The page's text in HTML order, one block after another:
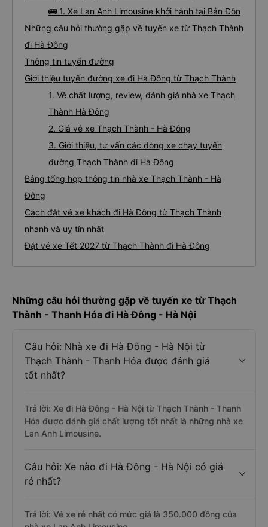
🚌 1. Xe Lan Anh Limousine khởi hành tại Bản Đôn
Những câu hỏi thường gặp về tuyến xe từ Thạch Thành
đi Hà Đông
Thông tin tuyến đường
Giới thiệu tuyến đường xe đi Hà Đông từ Thạch Thành
1. Về chất lượng, review, đánh giá nhà xe Thạch
Thành Hà Đông
2. Giá vé xe Thạch Thành - Hà Đông
3. Giới thiệu, tư vấn các dòng xe chạy tuyến
đường Thạch Thành đi Hà Đông
Bảng tổng hợp thông tin nhà xe Thạch Thành - Hà
Đông
Cách đặt vé xe khách đi Hà Đông từ Thạch Thành
nhanh và uy tín nhất
Đặt vé xe Tết 2027 từ Thạch Thành đi Hà Đông
Những câu hỏi thường gặp về tuyến xe từ Thạch
Thành - Thanh Hóa đi Hà Đông - Hà Nội
Câu hỏi: Nhà xe đi Hà Đông - Hà Nội từ
Thạch Thành - Thanh Hóa được đánh giá
tốt nhất?
Trả lời: Xe đi Hà Đông - Hà Nội từ Thạch Thành - Thanh
Hóa được đánh giá chất lượng tốt nhất là những nhà xe
Lan Anh Limousine.
Câu hỏi: Xe nào đi Hà Đông - Hà Nội có giá
rẻ nhất?
Trả lời: Vé xe rẻ nhất có mức giá là 350.000 đồng của